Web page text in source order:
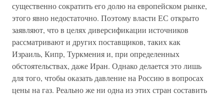
существенно сократить его долю на европейском рынке,
этого явно недостаточно. Поэтому власти ЕС открыто
заявляют, что в целях диверсификации источников
рассматривают и других поставщиков, таких как
Израиль, Кипр, Туркмения и, при определенных
обстоятельствах, даже Иран. Однако делается это лишь
для того, чтобы оказать давление на Россию в вопросах
цены на газ. Реально же ни одна из этих стран составить